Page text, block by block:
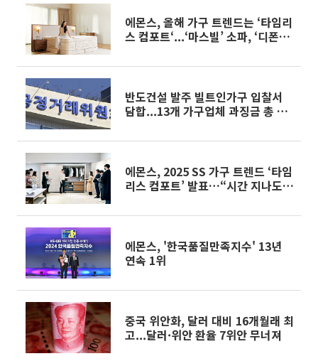
에몬스, 올해 가구 트렌드는 ‘타임리
스 컴포트‘...‘마스빌’ 소파, ‘디폰즈’
반도건설 발주 빌트인가구 입찰서
담합...13개 가구업체 과징금 총 52
에몬스, 2025 SS 가구 트렌드 ‘타임
리스 컴포트’ 발표…“시간 지나도
에몬스, '한국품질만족지수' 13년
연속 1위
중국 위안화, 달러 대비 16개월래 최
고...달러·위안 환율 7위안 무너져